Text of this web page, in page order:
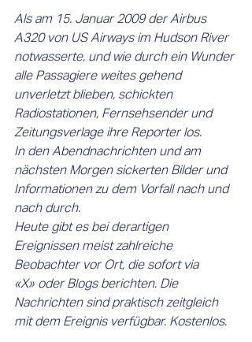
Als am 15. Januar 2009 der Airbus
A320 von US Airways im Hudson River
notwasserte, und wie durch ein Wunder
alle Passagiere weites gehend
unverletzt blieben, schickten
Radiostationen, Fernsehsender und
Zeitungsverlage ihre Reporter los.
In den Abendnachrichten und am
nächsten Morgen sickerten Bilder und
Informationen zu dem Vorfall nach und
nach durch.
Heute gibt es bei derartigen
Ereignissen meist zahlreiche
Beobachter vor Ort, die sofort via
«X» oder Blogs berichten. Die
Nachrichten sind praktisch zeitgleich
mit dem Ereignis verfügbar. Kostenlos.